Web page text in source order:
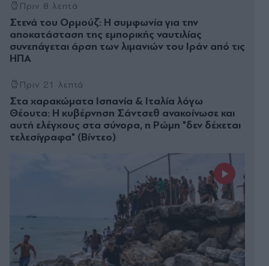
Πριν 8 λεπτά
Στενά του Ορμούζ: Η συμφωνία για την
αποκατάσταση της εμπορικής ναυτιλίας
συνεπάγεται άρση των λιμανιών του Ιράν από τις
ΗΠΑ
Πριν 21 λεπτά
Στα χαρακώματα Ισπανία & Ιταλία λόγω
Θέουτα: Η κυβέρνηση Σάντσεθ ανακοίνωσε και
αυτή ελέγχους στα σύνορα, η Ρώμη "δεν δέχεται
τελεσίγραφα" (Βίντεο)